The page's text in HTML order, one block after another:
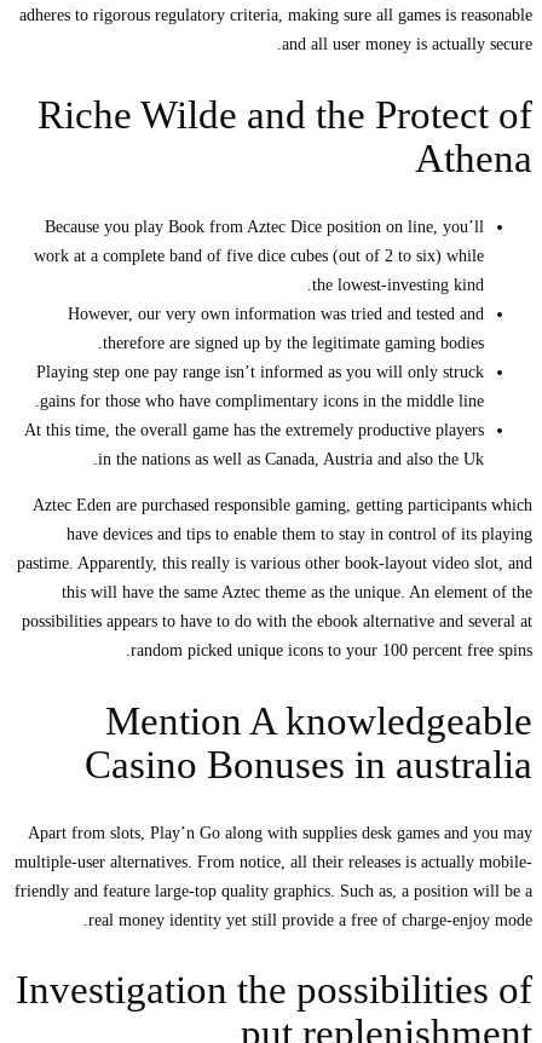
adheres to rigorous regulatory criteria, making sure all games is reasonable
and all user money is actually secure.
Riche Wilde and the Protect of
Athena
Because you play Book from Aztec Dice position on line, you’ll
work at a complete band of five dice cubes (out of 2 to six) while
the lowest-investing kind.
However, our very own information was tried and tested and
therefore are signed up by the legitimate gaming bodies.
Playing step one pay range isn’t informed as you will only struck
gains for those who have complimentary icons in the middle line.
At this time, the overall game has the extremely productive players
in the nations as well as Canada, Austria and also the Uk.
Aztec Eden are purchased responsible gaming, getting participants which
have devices and tips to enable them to stay in control of its playing
pastime. Apparently, this really is various other book-layout video slot, and
this will have the same Aztec theme as the unique. An element of the
possibilities appears to have to do with the ebook alternative and several at
random picked unique icons to your 100 percent free spins.
Mention A knowledgeable
Casino Bonuses in australia
Apart from slots, Play’n Go along with supplies desk games and you may
multiple-user alternatives. From notice, all their releases is actually mobile-
friendly and feature large-top quality graphics. Such as, a position will be a
real money identity yet still provide a free of charge-enjoy mode.
Investigation the possibilities of
put replenishment